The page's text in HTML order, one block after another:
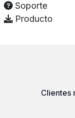
Soporte
Producto
Clientes